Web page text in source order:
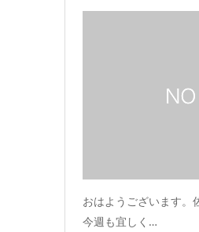
おはようございます。
今週も宜しく…